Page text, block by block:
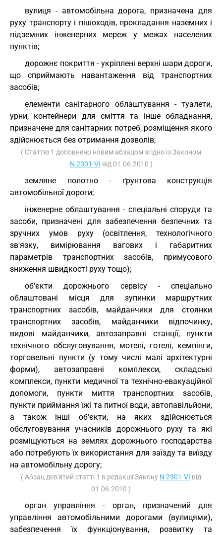
вулиця - автомобільна дорога, призначена для
руху транспорту і пішоходів, прокладання наземних і
підземних інженерних мереж у межах населених
пунктів;
дорожнє покриття - укріплені верхні шари дороги,
що сприймають навантаження від транспортних
засобів;
елементи санітарного облаштування - туалети,
урни, контейнери для сміття та інше обладнання,
призначене для санітарних потреб, розміщення якого
здійснюється без отримання дозволів;
( Статтю 1 доповнено новим абзацом згідно із Законом
N 2301-VI від 01.06.2010 )
земляне полотно - ґрунтова конструкція
автомобільної дороги;
інженерне облаштування - спеціальні споруди та
засоби, призначені для забезпечення безпечних та
зручних умов руху (освітлення, технологічного
зв'язку, вимірювання вагових і габаритних
параметрів транспортних засобів, примусового
зниження швидкості руху тощо);
об'єкти дорожнього сервісу - спеціально
облаштовані місця для зупинки маршрутних
транспортних засобів, майданчики для стоянки
транспортних засобів, майданчики відпочинку,
видові майданчики, автозаправні станції, пункти
технічного обслуговування, мотелі, готелі, кемпінги,
торговельні пункти (у тому числі малі архітектурні
форми), автозаправні комплекси, складські
комплекси, пункти медичної та технічно-евакуаційної
допомоги, пункти миття транспортних засобів,
пункти приймання їжі та питної води, автопавільйони,
а також інші об'єкти, на яких здійснюється
обслуговування учасників дорожнього руху та які
розміщуються на землях дорожнього господарства
або потребують їх використання для заїзду та виїзду
на автомобільну дорогу;
( Абзац дев'ятий статті 1 в редакції Закону N 2301-VI від
01.06.2010 )
орган управління - орган, призначений для
управління автомобільними дорогами (вулицями),
забезпечення їх функціонування, розвитку та